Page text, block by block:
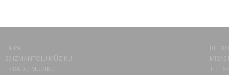
LAIPA
ES IZMANTOJU MŪZIKU
ES RADU MŪZIKU
TEL.